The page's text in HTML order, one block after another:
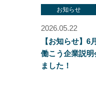
お知らせ
2026.05.22
【お知らせ】6
働こう企業説
ました！